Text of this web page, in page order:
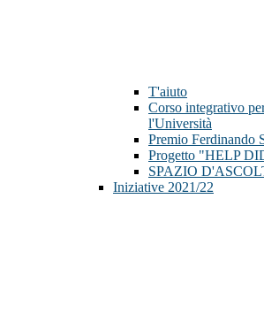
T'aiuto
Corso integrativo
l'Università
Premio Ferdinando
Progetto "HELP
SPAZIO
Iniziative 2021/22